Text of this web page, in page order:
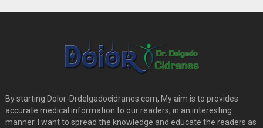
By starting Dolor-Drdelgadocidranes.com, My aim is to provides
accurate medical information to our readers, in an interesting
manner. I want to spread the knowledge and educate the readers as